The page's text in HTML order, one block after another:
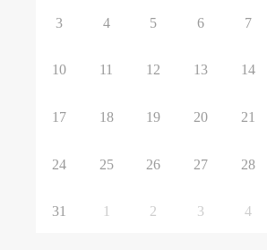
3 4 5 6 7
10 11 12 13 14
17 18 19 20 21
24 25 26 27 28
31 1 2 3 4